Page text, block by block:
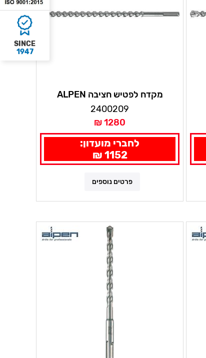
מקדח לפטיש חציבה ALPEN
25X1320
2400209
1280 ₪
לחברי מועדון:
1152 ₪
פרטים נוספים
SINCE
1947